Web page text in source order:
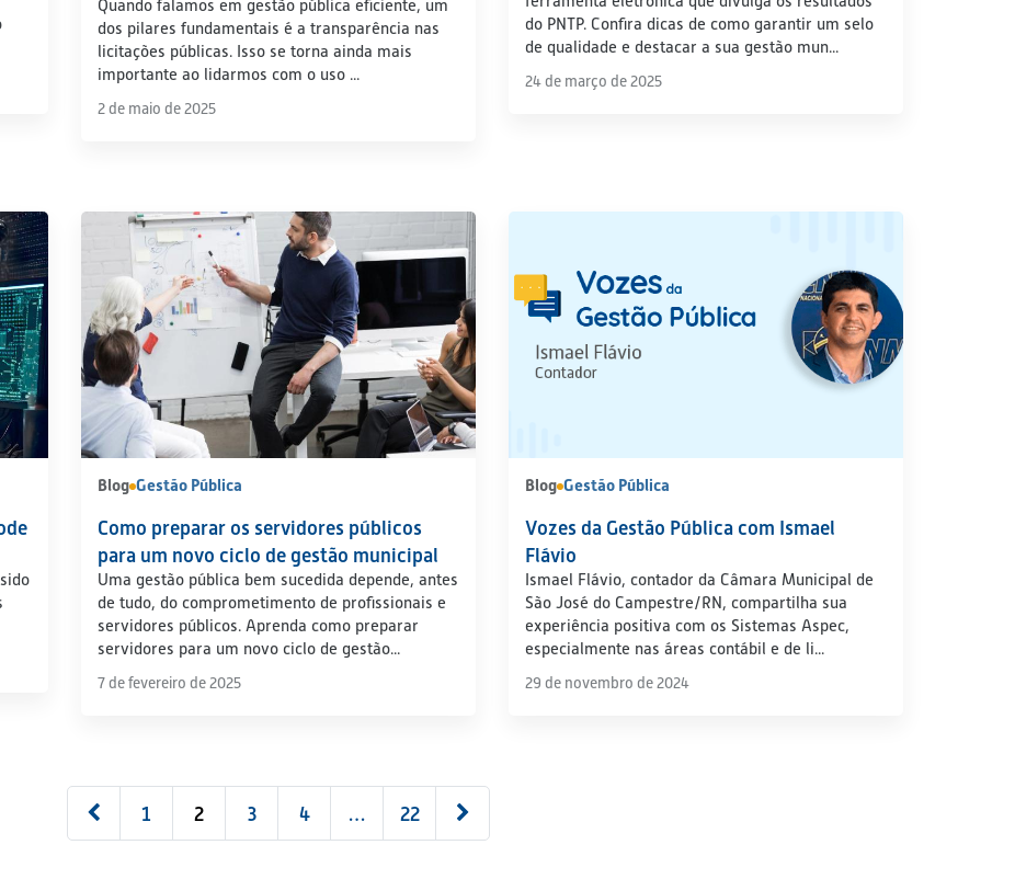
Quando falamos em gestão pública eficiente, um
dos pilares fundamentais é a transparência nas
licitações públicas. Isso se torna ainda mais
importante ao lidarmos com o uso ...
2 de maio de 2025
do PNTP. Confira dicas de como garantir um selo
de qualidade e destacar a sua gestão mun...
24 de março de 2025
Blog Gestão Pública
Como preparar os servidores públicos
para um novo ciclo de gestão municipal
Uma gestão pública bem sucedida depende, antes
de tudo, do comprometimento de profissionais e
servidores públicos. Aprenda como preparar
servidores para um novo ciclo de gestão...
7 de fevereiro de 2025
Blog Gestão Pública
Vozes da Gestão Pública com Ismael
Flávio
Ismael Flávio, contador da Câmara Municipal de
São José do Campestre/RN, compartilha sua
experiência positiva com os Sistemas Aspec,
especialmente nas áreas contábil e de li...
29 de novembro de 2024
1 2 3 4 … 22